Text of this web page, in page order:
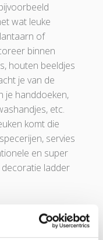
wat leuke
of
binnen
houten beeldjes
je van de
je handdoeken,
etc.
komt die
servies
en super
ladder